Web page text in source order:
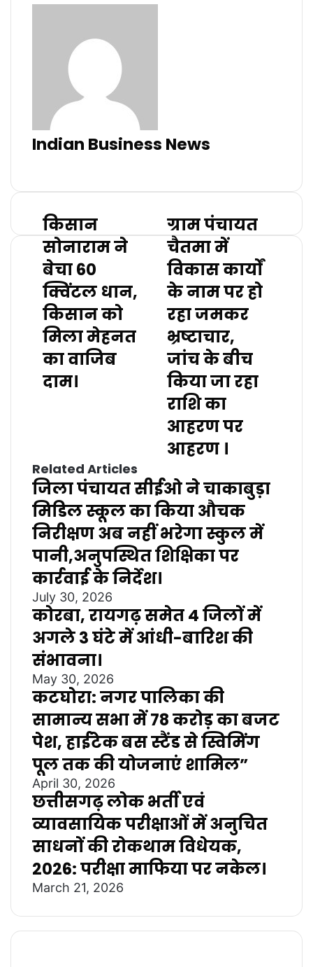
Indian Business News
किसान
सोनाराम ने
बेचा 60
क्विंटल धान,
किसान को
मिला मेहनत
का वाजिब
दाम।
ग्राम पंचायत
चैतमा में
विकास कार्यों
के नाम पर हो
रहा जमकर
भ्रष्टाचार,
जांच के बीच
किया जा रहा
राशि का
आहरण पर
आहरण ।
Related Articles
जिला पंचायत सीईओ ने चाकाबुड़ा
मिडिल स्कूल का किया औचक
निरीक्षण अब नहीं भरेगा स्कुल में
पानी,अनुपस्थित शिक्षिका पर
कार्रवाई के निर्देश।
July 30, 2026
कोरबा, रायगढ़ समेत 4 जिलों में
अगले 3 घंटे में आंधी-बारिश की
संभावना।
May 30, 2026
कटघोरा: नगर पालिका की
सामान्य सभा में 78 करोड़ का बजट
पेश, हाईटेक बस स्टैंड से स्विमिंग
पूल तक की योजनाएं शामिल”
April 30, 2026
छत्तीसगढ़ लोक भर्ती एवं
व्यावसायिक परीक्षाओं में अनुचित
साधनों की रोकथाम विधेयक,
2026: परीक्षा माफिया पर नकेल।
March 21, 2026